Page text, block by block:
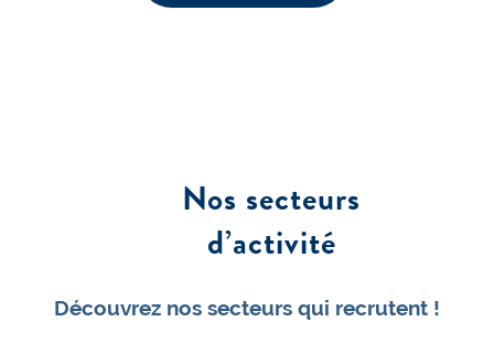
Nos secteurs
d’activité
Découvrez nos secteurs qui recrutent !